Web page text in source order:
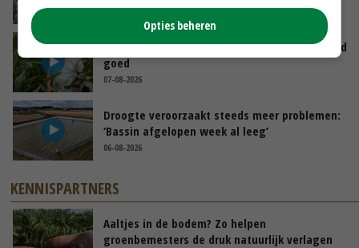
07-08-2026
Limburgse mais van Frijns doet het verrassend
goed
07-08-2026
Droogte veroorzaakt steeds meer problemen:
‘Bassin afgelopen week al leeg’
06-08-2026
KENNISPARTNERS
Aaltjes in de bodem? Zo helpen
groenbemesters de druk natuurlijk verlagen
Opties beheren